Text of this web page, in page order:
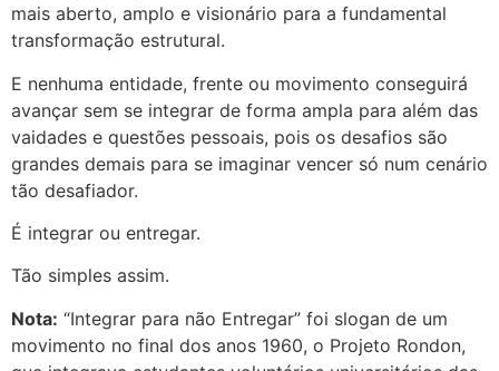
mais aberto, amplo e visionário para a fundamental
transformação estrutural.
E nenhuma entidade, frente ou movimento conseguirá
avançar sem se integrar de forma ampla para além das
vaidades e questões pessoais, pois os desafios são
grandes demais para se imaginar vencer só num cenário
tão desafiador.
É integrar ou entregar.
Tão simples assim.
Nota: “Integrar para não Entregar” foi slogan de um
movimento no final dos anos 1960, o Projeto Rondon,